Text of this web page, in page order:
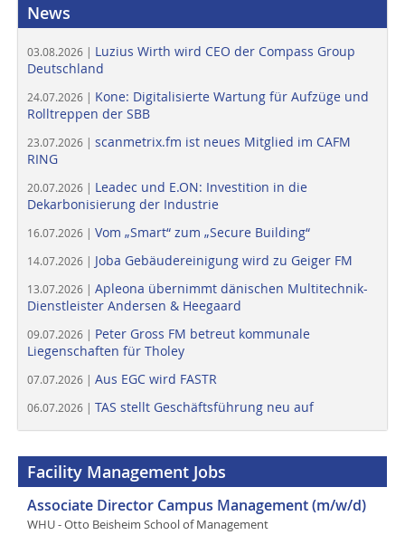
News
03.08.2026 | Luzius Wirth wird CEO der Compass Group
Deutschland
24.07.2026 | Kone: Digitalisierte Wartung für Aufzüge und
Rolltreppen der SBB
23.07.2026 | scanmetrix.fm ist neues Mitglied im CAFM
RING
20.07.2026 | Leadec und E.ON: Investition in die
Dekarbonisierung der Industrie
16.07.2026 | Vom „Smart“ zum „Secure Building“
14.07.2026 | Joba Gebäudereinigung wird zu Geiger FM
13.07.2026 | Apleona übernimmt dänischen Multitechnik-
Dienstleister Andersen & Heegaard
09.07.2026 | Peter Gross FM betreut kommunale
Liegenschaften für Tholey
07.07.2026 | Aus EGC wird FASTR
06.07.2026 | TAS stellt Geschäftsführung neu auf
Facility Management Jobs
Associate Director Campus Management (m/w/d)
WHU - Otto Beisheim School of Management